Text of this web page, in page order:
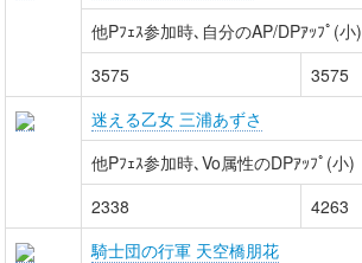
他Pﾌｪｽ参加時､自分のAP/DPｱｯﾌﾟ(小)
3575
3575
迷える乙女 三浦あずさ
他Pﾌｪｽ参加時､Vo属性のDPｱｯﾌﾟ(小)
2338
4263
騎士団の行軍 天空橋朋花